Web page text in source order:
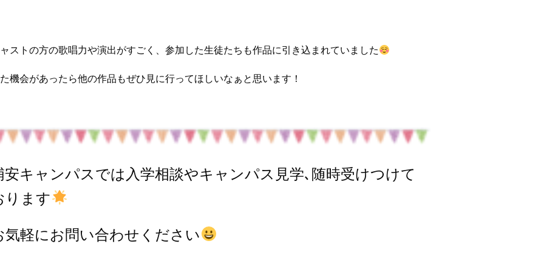
ストの方の歌唱力や演出がすごく、参加した生徒たちも作品に引き込まれていました
機会があったら他の作品もぜひ見に行ってほしいなぁと思います！
安キャンパスでは入学相談やキャンパス見学､随時受けつけて
ります
気軽にお問い合わせください